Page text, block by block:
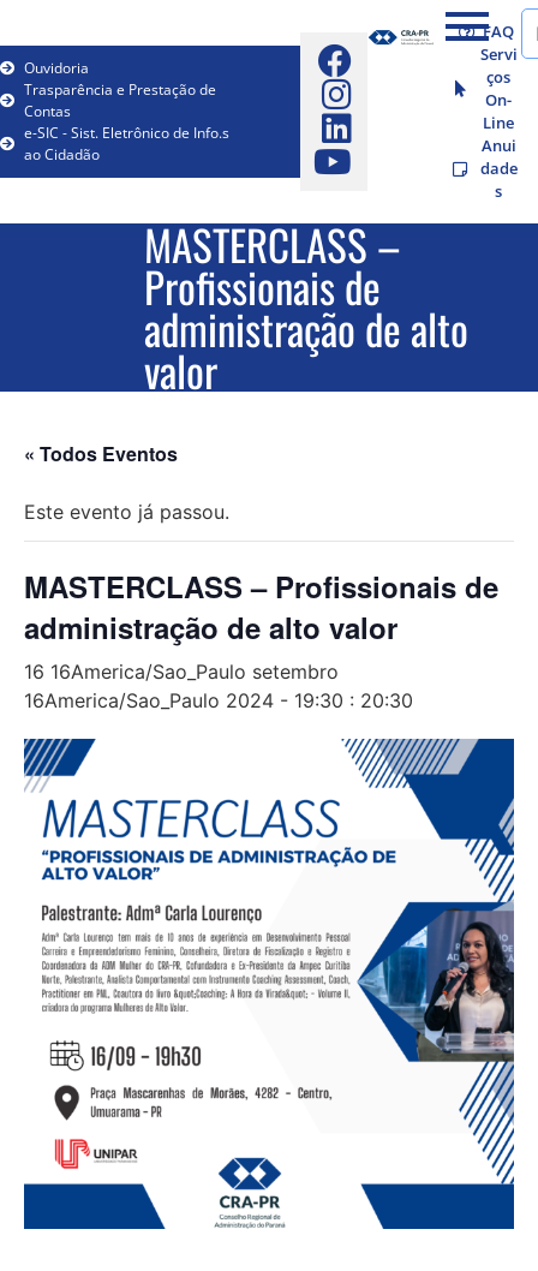
Ouvidoria
Trasparência e Prestação de
Contas
e-SIC - Sist. Eletrônico de Info.s
ao Cidadão
FAQ
Servi
ços
On-
Line
Anui
dade
s
MASTERCLASS –
Profissionais de
administração de alto
valor
« Todos Eventos
Este evento já passou.
MASTERCLASS – Profissionais de
administração de alto valor
16 16America/Sao_Paulo setembro
16America/Sao_Paulo 2024 - 19:30 : 20:30